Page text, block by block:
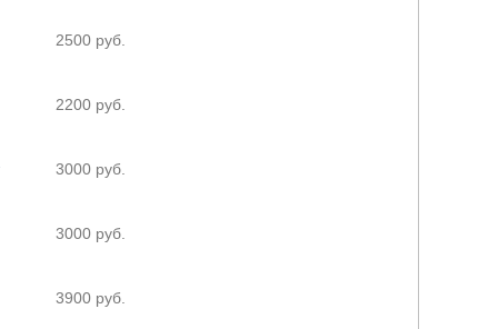
2500 руб.
2200 руб.
3000 руб.
3000 руб.
3900 руб.